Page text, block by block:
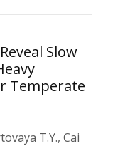
Slow
Temperate
T.Y., Cai